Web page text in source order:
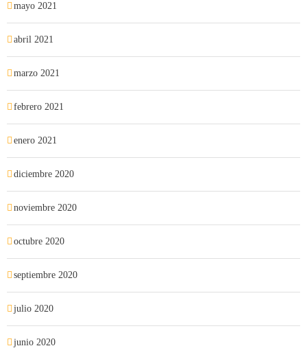
mayo 2021
abril 2021
marzo 2021
febrero 2021
enero 2021
diciembre 2020
noviembre 2020
octubre 2020
septiembre 2020
julio 2020
junio 2020